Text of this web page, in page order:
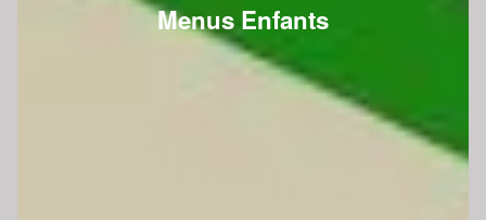
Menus Enfants